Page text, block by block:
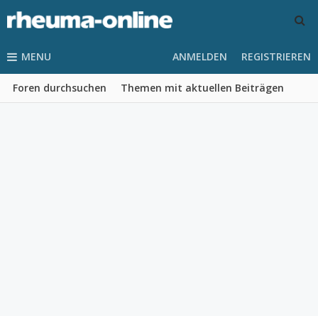
MENU
Foren durchsuchen Themen mit aktuellen Beiträgen
ANMELDEN REGISTRIEREN